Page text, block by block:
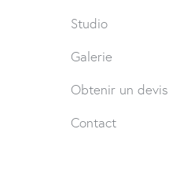
Studio
Galerie
Obtenir un devis
Contact